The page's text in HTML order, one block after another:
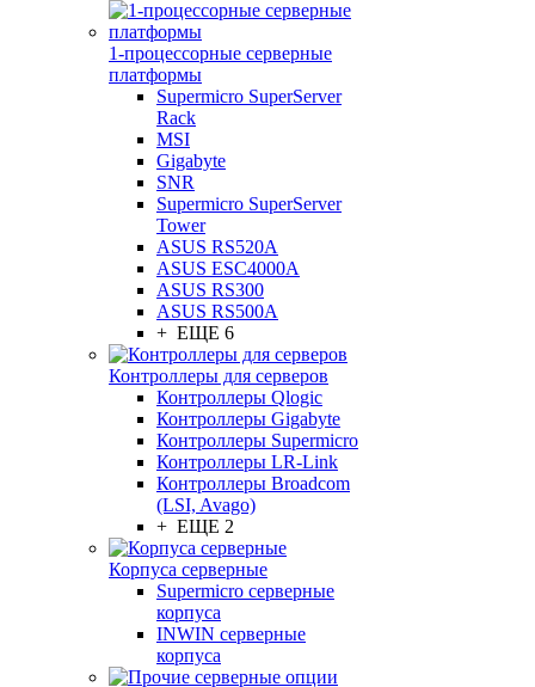
1-процессорные серверные
платформы
Supermicro SuperServer
Rack
MSI
Gigabyte
SNR
Supermicro SuperServer
Tower
ASUS RS520A
ASUS ESC4000A
ASUS RS300
ASUS RS500A
+ ЕЩЕ 6
Контроллеры для серверов
Контроллеры Qlogic
Контроллеры Gigabyte
Контроллеры Supermicro
Контроллеры LR-Link
Контроллеры Broadcom
(LSI, Avago)
+ ЕЩЕ 2
Корпуса серверные
Supermicro серверные
корпуса
INWIN серверные
корпуса